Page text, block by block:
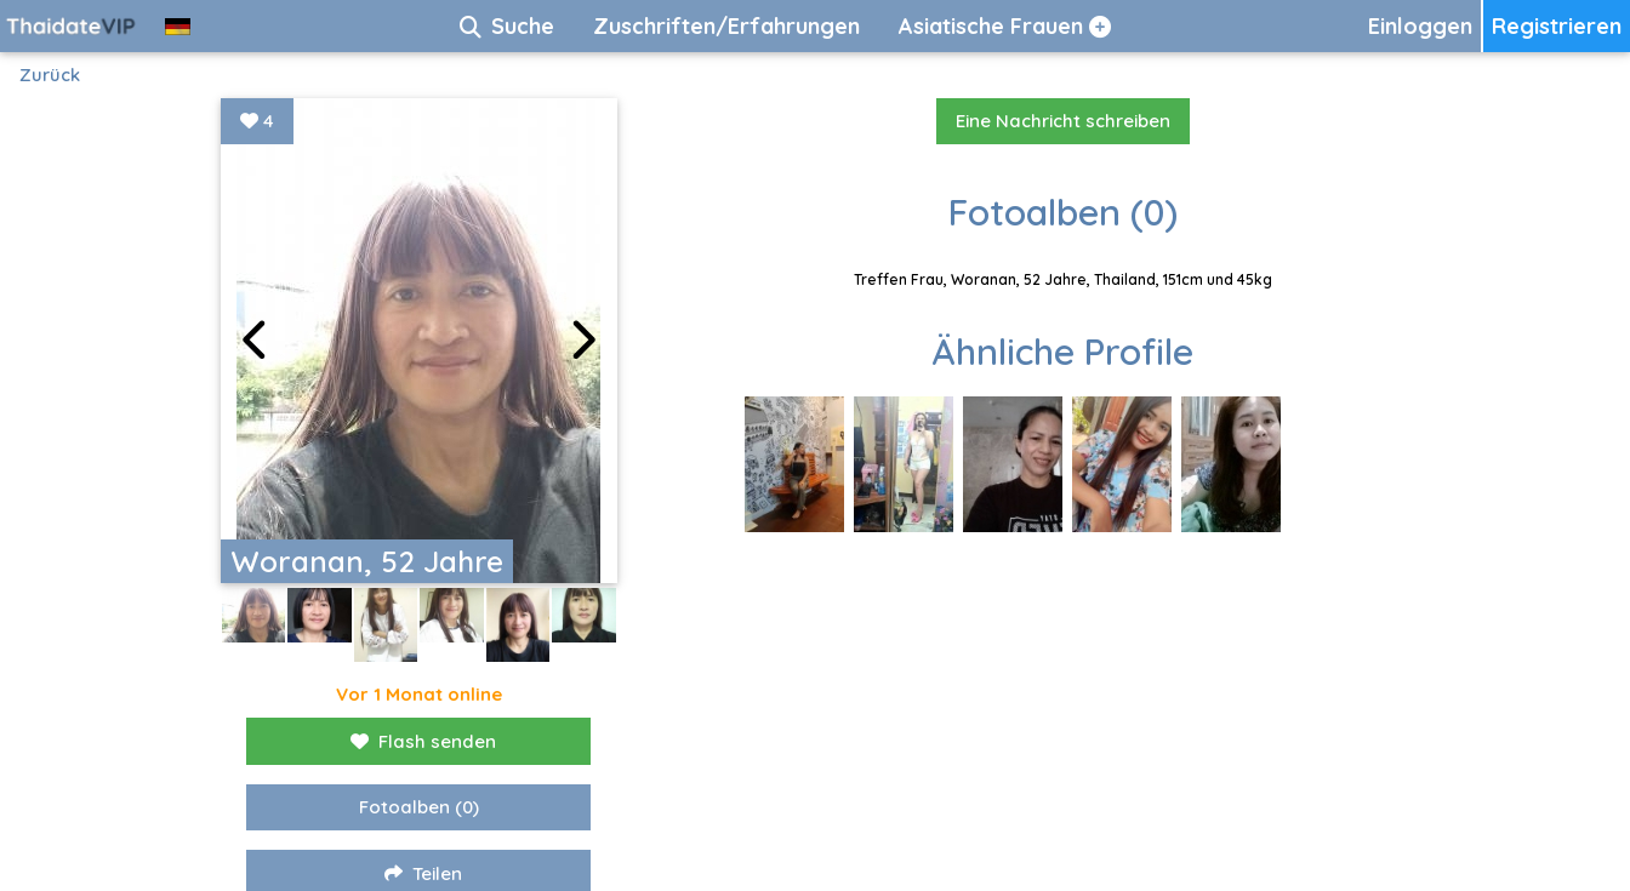
Registrieren
Einloggen
Suche Zuschriften/Erfahrungen Asiatische Frauen
Zurück
Woranan, 52 Jahre
4
Vor 1 Monat online
Flash senden
Fotoalben (0)
Teilen
Eine Nachricht schreiben
Fotoalben (0)
Treffen Frau, Woranan, 52 Jahre, Thailand, 151cm und 45kg
Ähnliche Profile